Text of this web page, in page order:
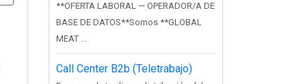
**OFERTA LABORAL — OPERADOR/A DE
BASE DE DATOS**Somos **GLOBAL
MEAT ...
Call Center B2b (Teletrabajo)